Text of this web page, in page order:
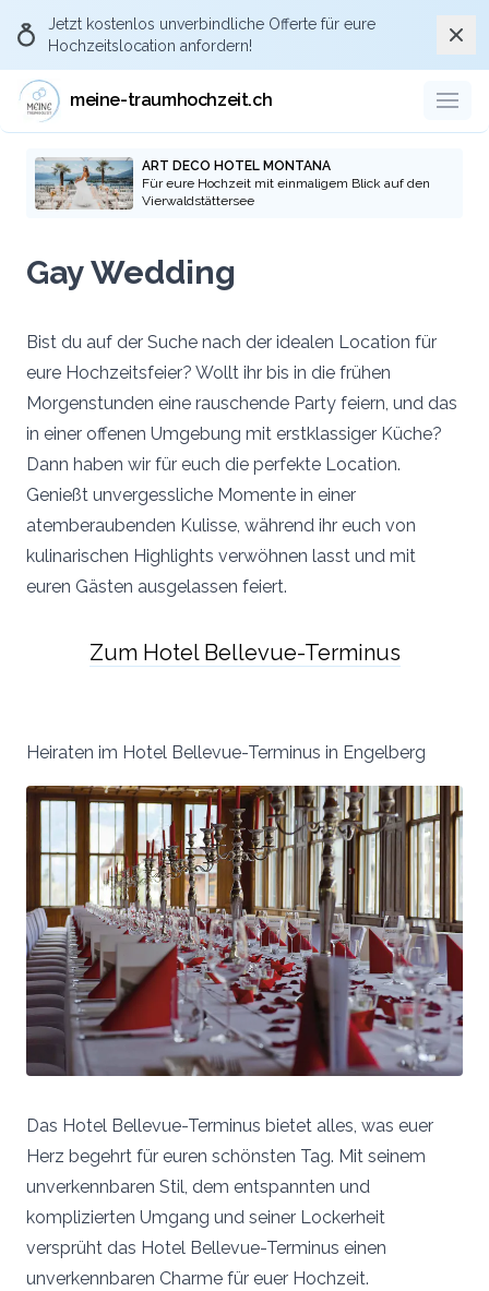
Jetzt kostenlos unverbindliche Offerte für eure
Hochzeitslocation anfordern!
meine-traumhochzeit.ch
ART DECO HOTEL MONTANA
Für eure Hochzeit mit einmaligem Blick auf den
Vierwaldstättersee
Gay Wedding
Bist du auf der Suche nach der idealen Location für
eure Hochzeitsfeier? Wollt ihr bis in die frühen
Morgenstunden eine rauschende Party feiern, und das
in einer offenen Umgebung mit erstklassiger Küche?
Dann haben wir für euch die perfekte Location.
Genießt unvergessliche Momente in einer
atemberaubenden Kulisse, während ihr euch von
kulinarischen Highlights verwöhnen lasst und mit
euren Gästen ausgelassen feiert.
Zum Hotel Bellevue-Terminus
Heiraten im Hotel Bellevue-Terminus in Engelberg
Das Hotel Bellevue-Terminus bietet alles, was euer
Herz begehrt für euren schönsten Tag. Mit seinem
unverkennbaren Stil, dem entspannten und
komplizierten Umgang und seiner Lockerheit
versprüht das Hotel Bellevue-Terminus einen
unverkennbaren Charme für euer Hochzeit.